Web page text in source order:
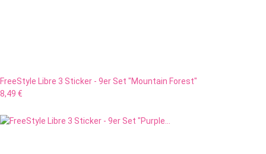
FreeStyle Libre 3 Sticker - 9er Set "Mountain Forest"
8,49 €